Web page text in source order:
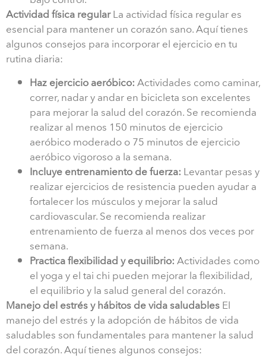
Actividad física regularLa actividad física regular es
esencial para mantener un corazón sano. Aquí tienes
algunos consejos para incorporar el ejercicio en tu
rutina diaria:
Haz ejercicio aeróbico:Actividades como caminar,
correr, nadar y andar en bicicleta son excelentes
para mejorar la salud del corazón. Se recomienda
realizar al menos 150 minutos de ejercicio
aeróbico moderado o 75 minutos de ejercicio
aeróbico vigoroso a la semana.
Incluye entrenamiento de fuerza: Levantar pesas y
realizar ejercicios de resistencia pueden ayudar a
fortalecer los músculos y mejorar la salud
cardiovascular. Se recomienda realizar
entrenamiento de fuerza al menos dos veces por
semana.
Practica flexibilidad y equilibrio:Actividades como
el yoga y el tai chi pueden mejorar la flexibilidad,
el equilibrio y la salud general del corazón.
Manejo del estrés y hábitos de vida saludablesEl
manejo del estrés y la adopción de hábitos de vida
saludables son fundamentales para mantener la salud
del corazón. Aquí tienes algunos consejos: